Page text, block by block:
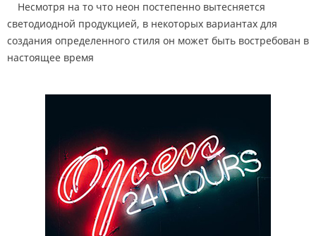
Несмотря на то что неон постепенно вытесняется
светодиодной продукцией, в некоторых вариантах для
создания определенного стиля он может быть востребован в
настоящее время